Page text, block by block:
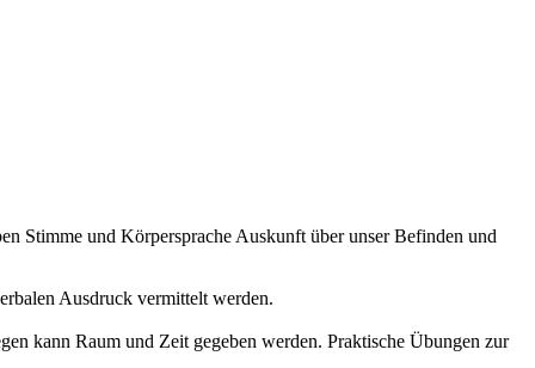
Stimme und Körpersprache Auskunft über unser Befinden und
Ausdruck vermittelt werden.
kann Raum und Zeit gegeben werden. Praktische Übungen zur